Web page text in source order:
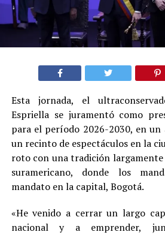
Esta jornada, el
Espriella se juramentó como
para el período 2026-2030, en un
un recinto de espectáculos en la
roto con una tradición largamente
suramericano, donde los
mandato en la capital, Bogotá.
«He venido a cerrar un largo
nacional y a emprender,